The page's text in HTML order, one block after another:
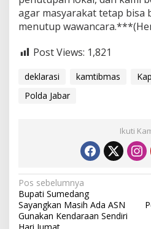
agar masyarakat tetap bisa
menutup
Post Views: 1,821
deklarasi kamtibmas
Polda Jabar
Ikuti
N
a
v
Pos sebelumnya
Bupati Sumedang
Sayangkan Masih Ada ASN
Gunakan Kendaraan Sendiri